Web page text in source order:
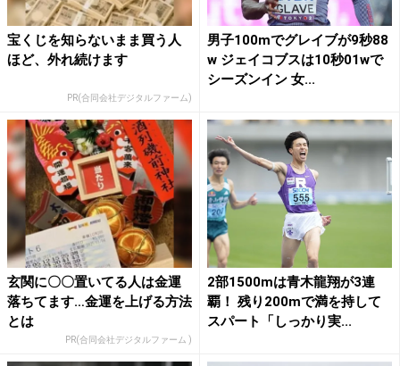
宝くじを知らないまま買う人
ほど、外れ続けます
PR(合同会社デジタルファーム)
男子100mでグレイブが9秒88
w ジェイコブスは10秒01wで
シーズンイン 女...
玄関に〇〇置いてる人は金運
落ちてます…金運を上げる方法
とは
PR(合同会社デジタルファーム )
2部1500mは青木龍翔が3連
覇！ 残り200mで満を持して
スパート「しっかり実...